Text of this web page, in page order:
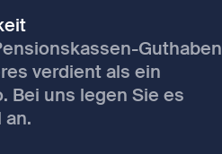
Guthaben
verdient als ein
Bei uns legen Sie es
an.